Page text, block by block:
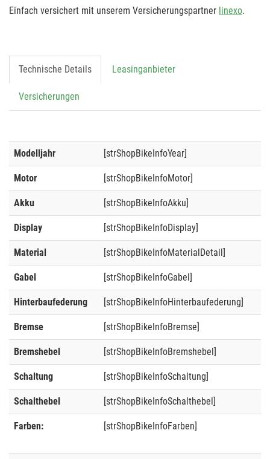
Einfach versichert mit unserem Versicherungspartner linexo.
Technische Details Leasinganbieter
Versicherungen
Modelljahr [strShopBikeInfoYear]
Motor [strShopBikeInfoMotor]
Akku [strShopBikeInfoAkku]
Display [strShopBikeInfoDisplay]
Material [strShopBikeInfoMaterialDetail]
Gabel [strShopBikeInfoGabel]
Hinterbaufederung [strShopBikeInfoHinterbaufederung]
Bremse [strShopBikeInfoBremse]
Bremshebel [strShopBikeInfoBremshebel]
Schaltung [strShopBikeInfoSchaltung]
Schalthebel [strShopBikeInfoSchalthebel]
Farben: [strShopBikeInfoFarben]